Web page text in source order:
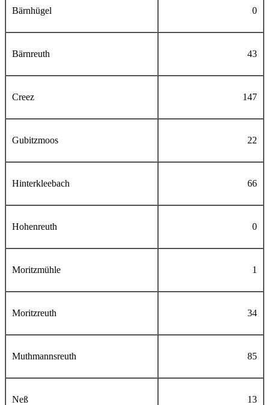
Bärnhügel 0
Bärnreuth 43
Creez 147
Gubitzmoos 22
Hinterkleebach 66
Hohenreuth 0
Moritzmühle 1
Moritzreuth 34
Muthmannsreuth 85
Neß 13